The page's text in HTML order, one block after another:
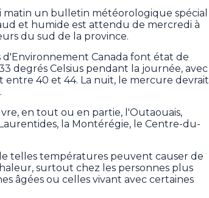
un bulletin météorologique spécial
et humide est attendu de mercredi à
du sud de la province.
d'Environnement Canada font état de
degrés Celsius pendant la journée, avec
entre 40 et 44. La nuit, le mercure devrait
en tout ou en partie, l'Outaouais,
la Montérégie, le Centre-du-
telles températures peuvent causer de
surtout chez les personnes plus
âgées ou celles vivant avec certaines